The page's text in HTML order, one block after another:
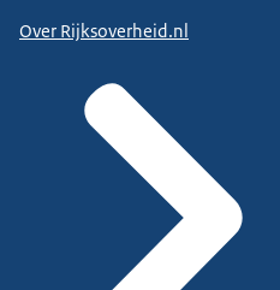
Over Rijksoverheid.nl